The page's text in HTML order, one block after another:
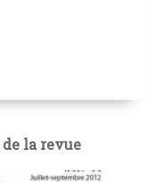
de la revue